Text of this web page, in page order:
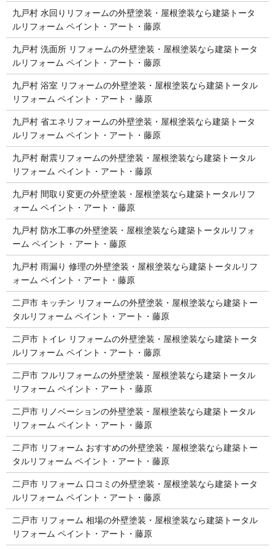
九戸村 水回りリフォームの外壁塗装・屋根塗装なら建築トータ
ルリフォーム ペイント・アート・藤原
九戸村 洗面所 リフォームの外壁塗装・屋根塗装なら建築トータ
ルリフォーム ペイント・アート・藤原
九戸村 浴室 リフォームの外壁塗装・屋根塗装なら建築トータル
リフォーム ペイント・アート・藤原
九戸村 省エネリフォームの外壁塗装・屋根塗装なら建築トータ
ルリフォーム ペイント・アート・藤原
九戸村 耐震リフォームの外壁塗装・屋根塗装なら建築トータル
リフォーム ペイント・アート・藤原
九戸村 間取り変更の外壁塗装・屋根塗装なら建築トータルリフ
ォーム ペイント・アート・藤原
九戸村 防水工事の外壁塗装・屋根塗装なら建築トータルリフォ
ーム ペイント・アート・藤原
九戸村 雨漏り 修理の外壁塗装・屋根塗装なら建築トータルリフ
ォーム ペイント・アート・藤原
二戸市 キッチン リフォームの外壁塗装・屋根塗装なら建築トー
タルリフォーム ペイント・アート・藤原
二戸市 トイレ リフォームの外壁塗装・屋根塗装なら建築トータ
ルリフォーム ペイント・アート・藤原
二戸市 フルリフォームの外壁塗装・屋根塗装なら建築トータル
リフォーム ペイント・アート・藤原
二戸市 リノベーションの外壁塗装・屋根塗装なら建築トータル
リフォーム ペイント・アート・藤原
二戸市 リフォーム おすすめの外壁塗装・屋根塗装なら建築トー
タルリフォーム ペイント・アート・藤原
二戸市 リフォーム 口コミの外壁塗装・屋根塗装なら建築トータ
ルリフォーム ペイント・アート・藤原
二戸市 リフォーム 相場の外壁塗装・屋根塗装なら建築トータル
リフォーム ペイント・アート・藤原